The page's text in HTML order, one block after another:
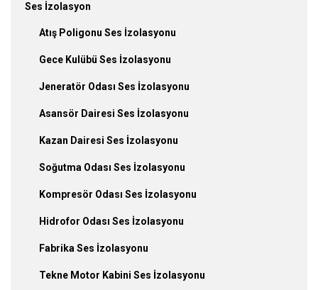
Ses İzolasyon
Atış Poligonu Ses İzolasyonu
Gece Kulübü Ses İzolasyonu
Jeneratör Odası Ses İzolasyonu
Asansör Dairesi Ses İzolasyonu
Kazan Dairesi Ses İzolasyonu
Soğutma Odası Ses İzolasyonu
Kompresör Odası Ses İzolasyonu
Hidrofor Odası Ses İzolasyonu
Fabrika Ses İzolasyonu
Tekne Motor Kabini Ses İzolasyonu